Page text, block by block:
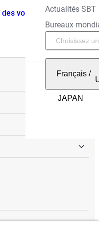
Actualités SBT
Bureaux
Français/
voitures